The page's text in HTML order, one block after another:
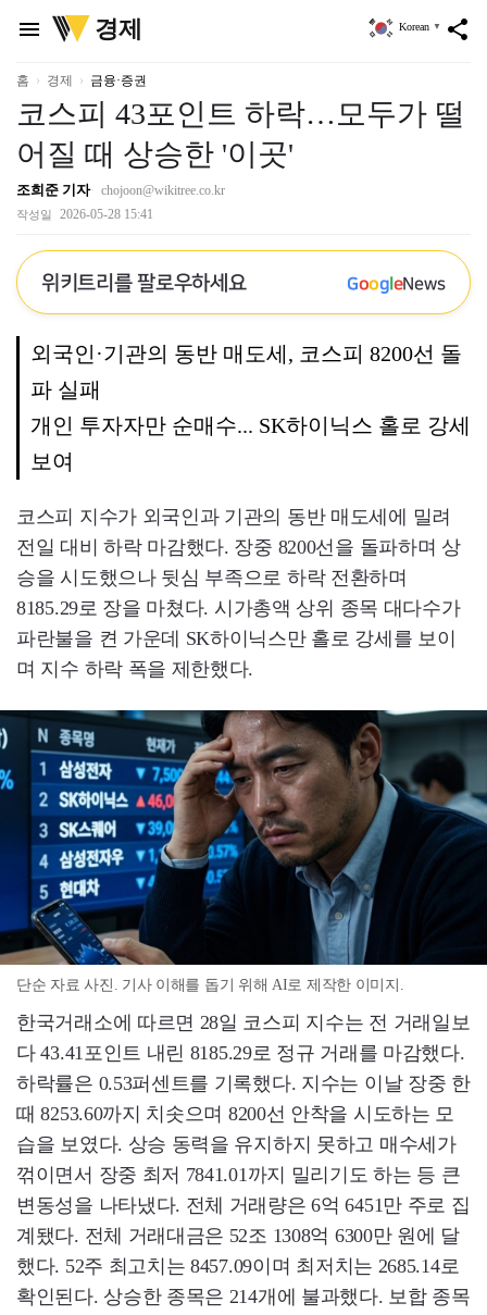
menu
위
키
리
경제 share
Korean ▼
홈 경제 금융·증권
코스피 43포인트 하락…모두가 떨
어질 때 상승한 '이곳'
조희준 기자 chojoon@wikitree.co.kr
작성일 2026-05-28 15:41
위키트리를 팔로우하세요 GoogleNews
외국인·기관의 동반 매도세, 코스피 8200선 돌
파 실패
개인 투자자만 순매수... SK하이닉스 홀로 강세
보여
코스피 지수가 외국인과 기관의 동반 매도세에 밀려
전일 대비 하락 마감했다. 장중 8200선을 돌파하며 상
승을 시도했으나 뒷심 부족으로 하락 전환하며
8185.29로 장을 마쳤다. 시가총액 상위 종목 대다수가
파란불을 켠 가운데 SK하이닉스만 홀로 강세를 보이
며 지수 하락 폭을 제한했다.
단순 자료 사진. 기사 이해를 돕기 위해 AI로 제작한 이미지.
한국거래소에 따르면 28일 코스피 지수는 전 거래일보
다 43.41포인트 내린 8185.29로 정규 거래를 마감했다.
하락률은 0.53퍼센트를 기록했다. 지수는 이날 장중 한
때 8253.60까지 치솟으며 8200선 안착을 시도하는 모
습을 보였다. 상승 동력을 유지하지 못하고 매수세가
꺾이면서 장중 최저 7841.01까지 밀리기도 하는 등 큰
변동성을 나타냈다. 전체 거래량은 6억 6451만 주로 집
계됐다. 전체 거래대금은 52조 1308억 6300만 원에 달
했다. 52주 최고치는 8457.09이며 최저치는 2685.14로
확인된다. 상승한 종목은 214개에 불과했다. 보합 종목